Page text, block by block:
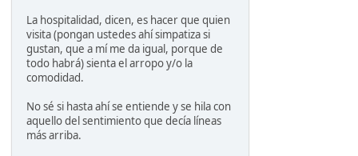
La hospitalidad, dicen, es hacer que quien
visita (pongan ustedes ahí simpatiza si
gustan, que a mí me da igual, porque de
todo habrá) sienta el arropo y/o la
comodidad.
No sé si hasta ahí se entiende y se hila con
aquello del sentimiento que decía líneas
más arriba.